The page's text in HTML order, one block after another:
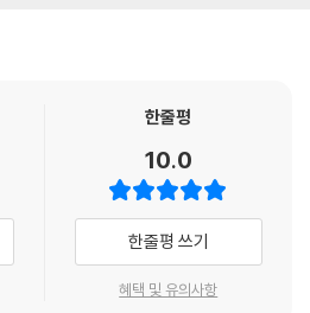
앞으로 나갔는데, 이미 100명을 훨씬 웃
‘상전벽해’라는 말은 이럴 때 쓰는 것일
혀 감을 잡지 못했다. 앞쪽에 줄을 서 있는
물어보니, “멜론빙수를 SNS에서 보고 왔
분히 해낼 수 있어.” 어린 시절부터 자신
유산을 활용할 방법은 없을까? 조부모에
게 무수한 시행착오를 거쳐 그가 개발해
멜론빙수와, 직접 만든 빵과 크림에 생과
. 모양도 예쁘고 맛은 더 기가 막힌 이 상품
침내 도쿄에서도 후르츠산도를 팔아달라
한줄평
10.0
한줄평 쓰기
혜택 및 유의사항